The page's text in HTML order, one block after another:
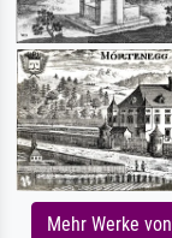
Mehr Werke